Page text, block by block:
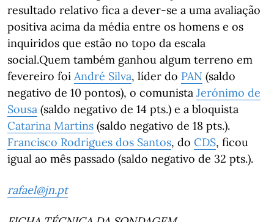
resultado relativo fica a dever-se a uma avaliação
positiva acima da média entre os homens e os
inquiridos que estão no topo da escala
social.Quem também ganhou algum terreno em
fevereiro foi André Silva, líder do PAN (saldo
negativo de 10 pontos), o comunista Jerónimo de
Sousa (saldo negativo de 14 pts.) e a bloquista
Catarina Martins (saldo negativo de 18 pts.).
Francisco Rodrigues dos Santos, do CDS, ficou
igual ao mês passado (saldo negativo de 32 pts.).
rafael@jn.pt